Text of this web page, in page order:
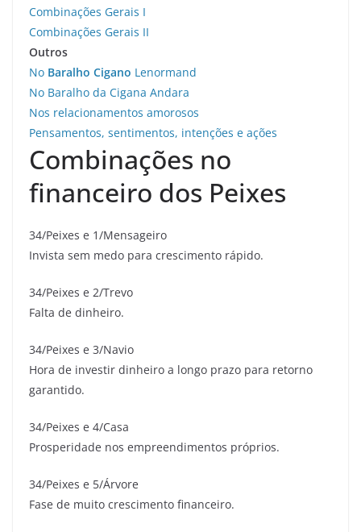
Combinações Gerais I
Combinações Gerais II
Outros
No Baralho Cigano Lenormand
No Baralho da Cigana Andara
Nos relacionamentos amorosos
Pensamentos, sentimentos, intenções e ações
Combinações no
financeiro dos Peixes
34/Peixes e 1/Mensageiro
Invista sem medo para crescimento rápido.
34/Peixes e 2/Trevo
Falta de dinheiro.
34/Peixes e 3/Navio
Hora de investir dinheiro a longo prazo para retorno
garantido.
34/Peixes e 4/Casa
Prosperidade nos empreendimentos próprios.
34/Peixes e 5/Árvore
Fase de muito crescimento financeiro.